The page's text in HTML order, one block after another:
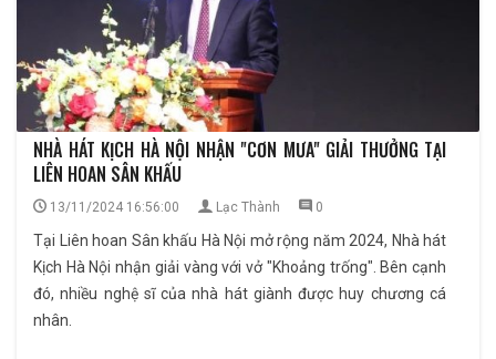
NHÀ HÁT KỊCH HÀ NỘI NHẬN "CƠN MƯA" GIẢI THƯỞNG TẠI
LIÊN HOAN SÂN KHẤU
13/11/2024 16:56:00 Lạc Thành 0
Tại Liên hoan Sân khấu Hà Nội mở rộng năm 2024, Nhà hát
Kịch Hà Nội nhận giải vàng với vở "Khoảng trống". Bên cạnh
đó, nhiều nghệ sĩ của nhà hát giành được huy chương cá
nhân.